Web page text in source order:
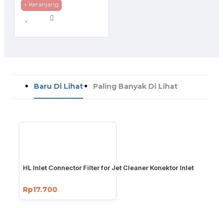
+ Keranjang
Baru Di Lihat Paling Banyak Di Lihat
HL Inlet Connector Filter for Jet Cleaner Konektor Inlet
Rp17.700